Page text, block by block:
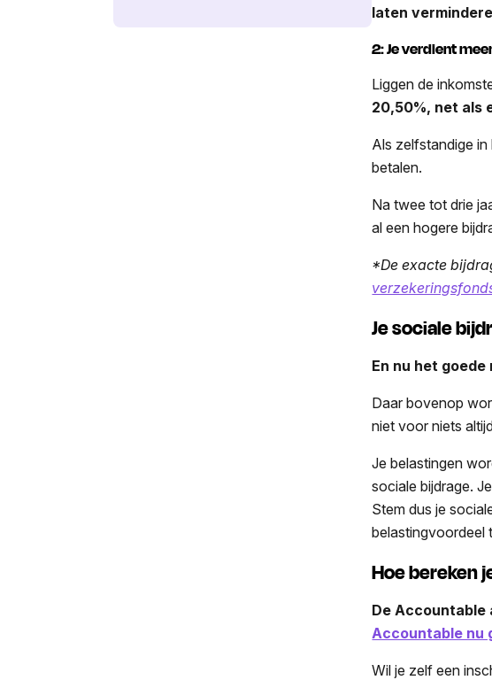
laten
2: Je verdient
Liggen de
20,50%, net als
Als zelfstandige
betalen.
Na twee tot drie
al een hogere
*De exacte
Je sociale
En nu het
Daar bovenop
niet voor niets
Je belastingen
sociale bijdrage.
Stem dus je
belastingvoordeel
Hoe bereken
De Accountable
Accountable nu
Wil je zelf een